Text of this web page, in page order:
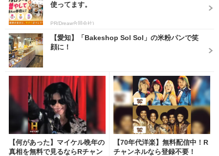
使ってます。
PR(Dreaw合同会社)
【愛知】「Bakeshop Sol Sol」の米粉パンで笑
顔に！
【何があった】マイケル晩年の
真相を無料で見るならRチャン
【70年代洋楽】無料配信中！R
チャンネルなら登録不要！